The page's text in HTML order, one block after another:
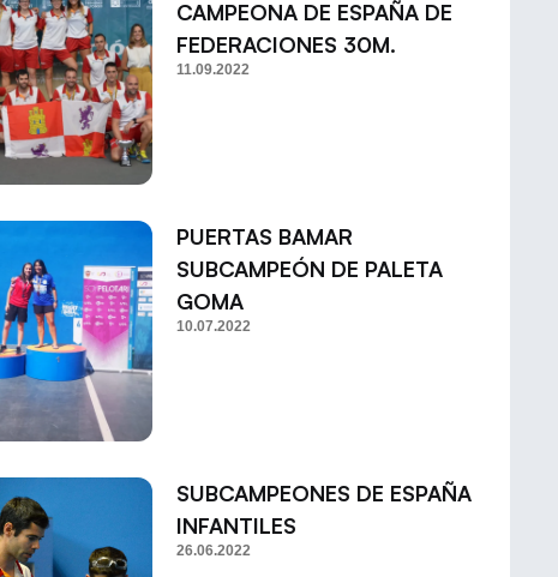
CAMPEONA DE ESPAÑA DE
FEDERACIONES 30M.
11.09.2022
PUERTAS BAMAR
SUBCAMPEÓN DE PALETA
GOMA
10.07.2022
SUBCAMPEONES DE ESPAÑA
INFANTILES
26.06.2022